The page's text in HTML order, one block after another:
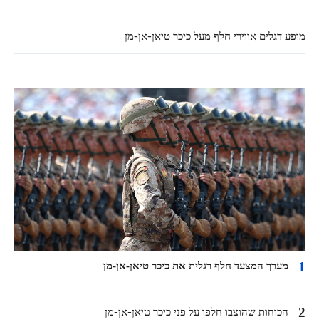
מופע דגלים אווירי חלף מעל כיכר טיאן-אן-מן
1 מערך המצעד חלף רגלית את כיכר טיאן-אן-מן
2 הכוחות שהוצבו חלפו על פני כיכר טיאן-אן-מן